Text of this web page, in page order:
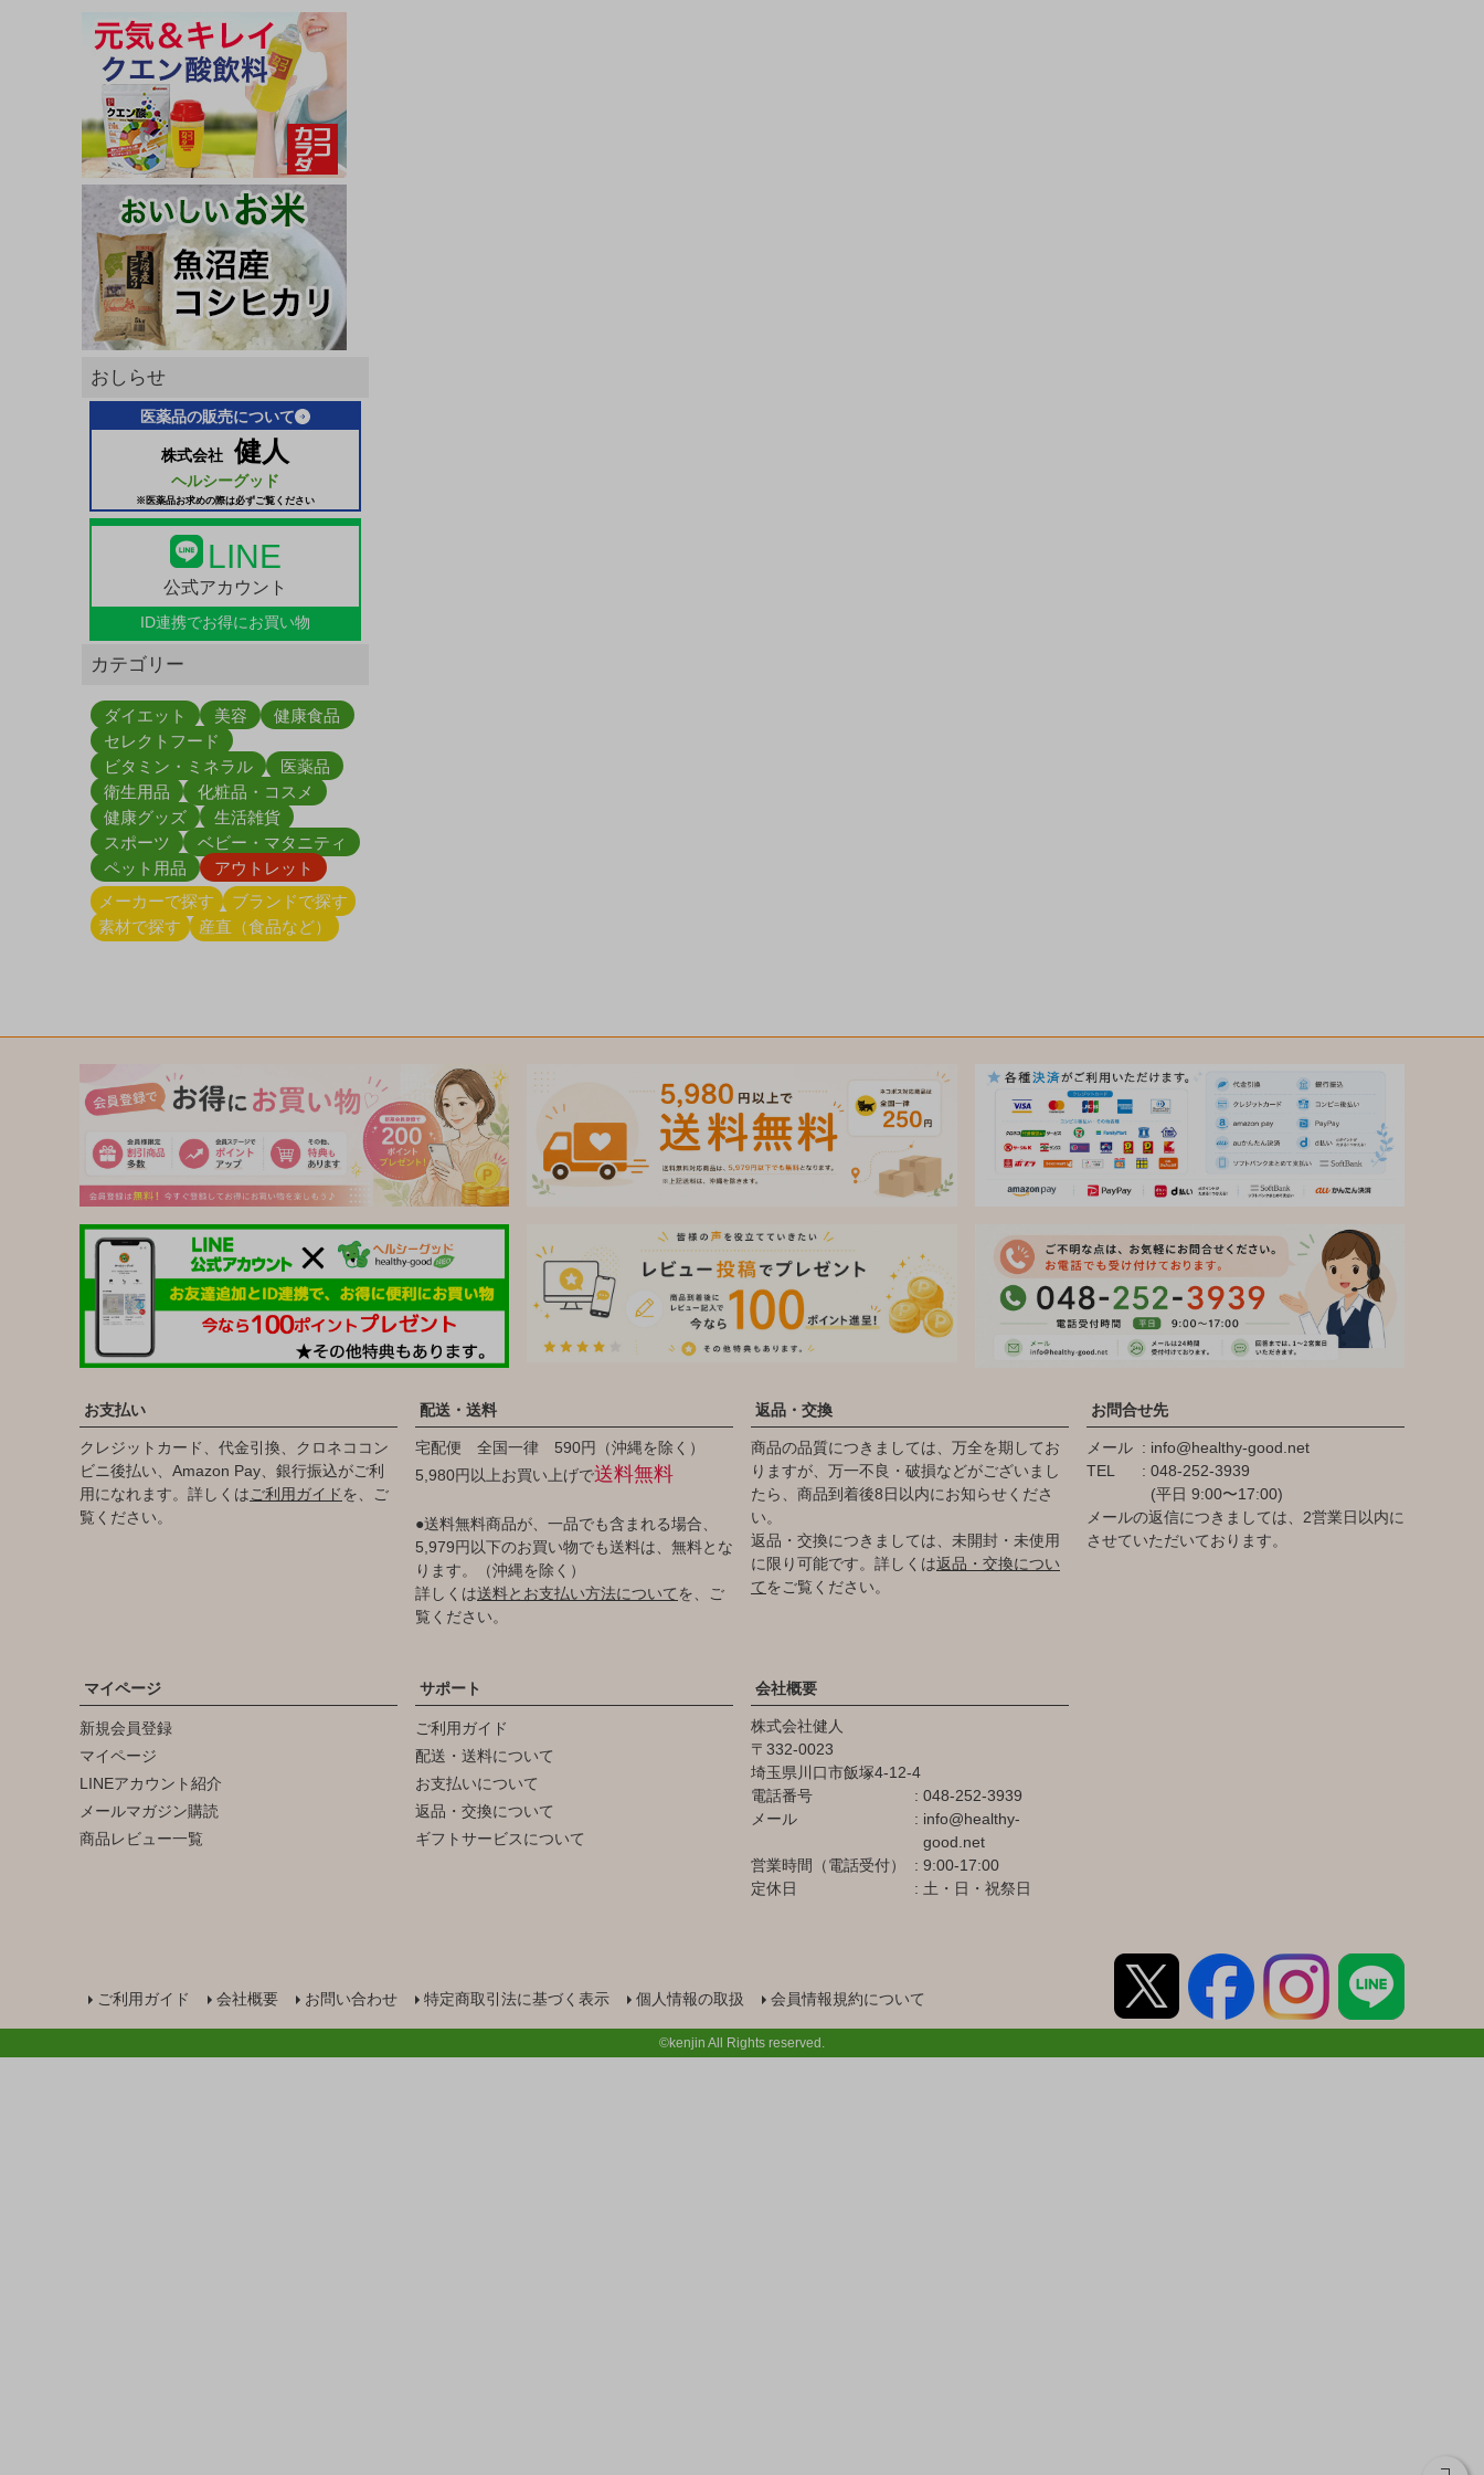
おしらせ
医薬品の販売について
株式会社 健人
ヘルシーグッド
※医薬品お求めの際は必ずご覧ください
LINE
公式アカウント
ID連携でお得にお買い物
カテゴリー
ダイエット 美容
健康食品
セレクトフード
ビタミン・ミネラル
医薬品
衛生用品
化粧品・コスメ
健康グッズ
生活雑貨
スポーツ
ベビー・マタニティ
ペット用品
アウトレット
メーカーで探す
ブランドで探す
素材で探す
産直（食品など）
お支払い
クレジットカード、代金引換、クロネココン
ビニ後払い、Amazon Pay、銀行振込がご利
用になれます。詳しくはご利用ガイドを、ご
覧ください。
配送・送料
宅配便 全国一律 590円（沖縄を除く）
5,980円以上お買い上げで送料無料
●送料無料商品が、一品でも含まれる場合、
5,979円以下のお買い物でも送料は、無料とな
ります。（沖縄を除く）
詳しくは送料とお支払い方法についてを、ご
覧ください。
返品・交換
商品の品質につきましては、万全を期してお
りますが、万一不良・破損などがございまし
たら、商品到着後8日以内にお知らせくださ
い。
返品・交換につきましては、未開封・未使用
に限り可能です。詳しくは返品・交換につい
てをご覧ください。
お問合せ先
メール
info@healthy-good.net
TEL
048-252-3939
(平日 9:00〜17:00)
メールの返信につきましては、2営業日以内に
させていただいております。
マイページ
新規会員登録
マイページ
LINEアカウント紹介
メールマガジン購読
商品レビュー一覧
サポート
ご利用ガイド
配送・送料について
お支払いについて
返品・交換について
ギフトサービスについて
会社概要
株式会社健人
332-0023
埼玉県川口市飯塚4-12-4
電話番号
048-252-3939
メール
info@healthy-
good.net
営業時間（電話受付）
9:00-17:00
定休日
土・日・祝祭日
ご利用ガイド 会社概要 お問い合わせ 特定商取引法に基づく表示 個人情報の取扱 会員情報規約について
©kenjin All Rights reserved.